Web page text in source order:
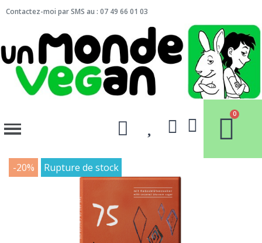
Contactez-moi par SMS au : 07 49 66 01 03
-20% Rupture de stock